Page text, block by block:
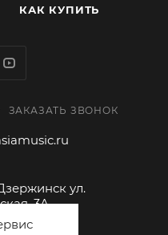
КАК КУПИТЬ
ЗАКАЗАТЬ ЗВОНОК
ул.
3А